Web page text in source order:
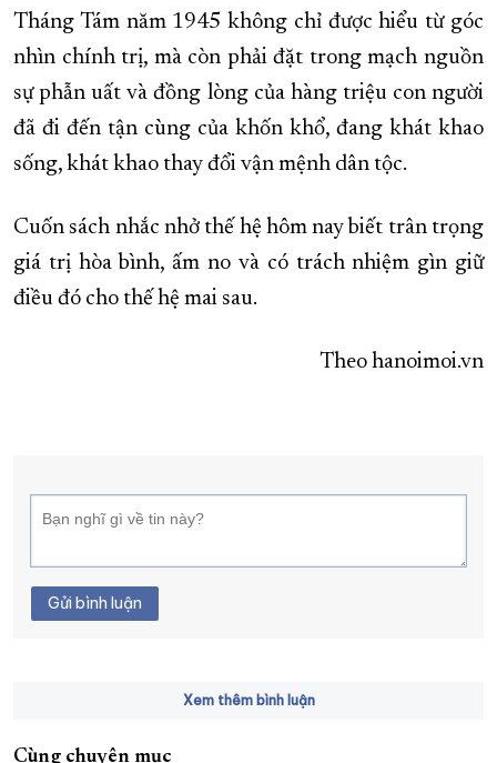
Tháng Tám năm 1945 không chỉ được hiểu từ góc
nhìn chính trị, mà còn phải đặt trong mạch nguồn
sự phẫn uất và đồng lòng của hàng triệu con người
đã đi đến tận cùng của khốn khổ, đang khát khao
sống, khát khao thay đổi vận mệnh dân tộc.
Cuốn sách nhắc nhở thế hệ hôm nay biết trân trọng
giá trị hòa bình, ấm no và có trách nhiệm gìn giữ
điều đó cho thế hệ mai sau.
Theo hanoimoi.vn
Gửi bình luận
Xem thêm bình luận
Cùng chuyên mục